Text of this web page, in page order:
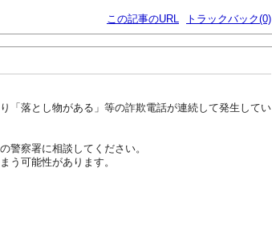
この記事のURL トラックバック(0)
「落とし物がある」等の詐欺電話が連続して発生してい
察署に相談してください。
う可能性があります。